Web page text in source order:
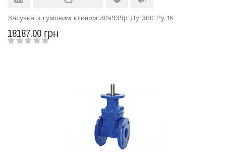
Засувка з гумовим клином 30ч939р Ду 300 Ру 16
18187.00 грн